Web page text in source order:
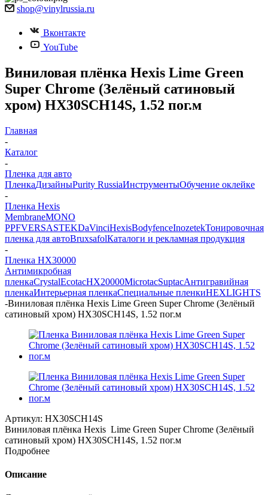
shop@vinylrussia.ru
Вконтакте
YouTube
Виниловая плёнка Hexis Lime Green
Super Chrome (Зелёный сатиновый
хром) HX30SCH14S, 1.52 пог.м
Главная
-
Каталог
-
Пленка для авто
ПленкаДизайныPurity RussiaИнструментыОбучение оклейке
-
Пленка Hexis
MembraneMONO
PPFVERSASTEKDaVinciHexisBodyfenceInozetekТонировочная
пленка для автоBruxsafolКаталоги и рекламная продукция
-
Пленка HX30000
Антимикробная
пленкаCrystalEcotacHX20000MicrotacSuptacАнтигравийная
пленкаИнтерьерная пленкаСпециальные пленкиHEXLIGHTS
-Виниловая плёнка Hexis Lime Green Super Chrome (Зелёный
сатиновый хром) HX30SCH14S, 1.52 пог.м
Артикул: HX30SCH14S
Виниловая плёнка Hexis Lime Green Super Chrome (Зелёный
сатиновый хром) HX30SCH14S, 1.52 пог.м
Подробнее
Описание